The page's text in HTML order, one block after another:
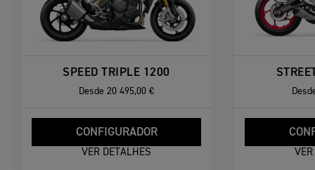
SPEED TRIPLE 1200
Desde 20 495,00 €
CONFIGURADOR
VER DETALHES